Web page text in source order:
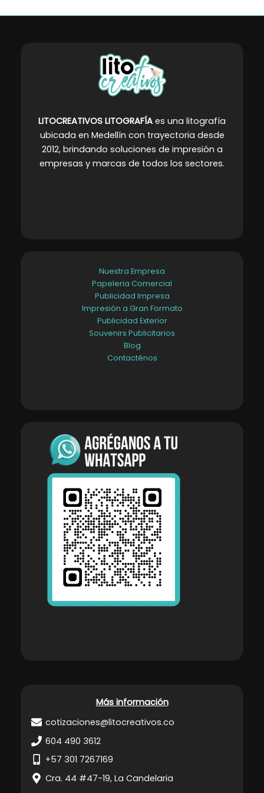
LITOCREATIVOS LITOGRAFÍA es una litografía
ubicada en Medellín con trayectoria desde
2012, brindando soluciones de impresión a
empresas y marcas de todos los sectores.
Nuestra Empresa
Papeleria Comercial
Publicidad Impresa
Impresión a Gran Formato
Publicidad Exterior
Souvenirs Publicitarios
Blog
Contacténos
Más información
cotizaciones@litocreativos.co
604 490 3612
+57 301 7267169
Cra. 44 #47-19, La Candelaria